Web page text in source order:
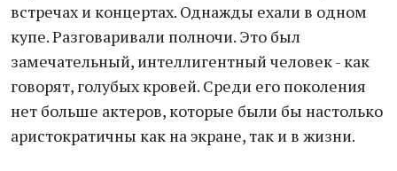
встречах и концертах. Однажды ехали в одном
купе. Разговаривали полночи. Это был
замечательный, интеллигентный человек - как
говорят, голубых кровей. Среди его поколения
нет больше актеров, которые были бы настолько
аристократичны как на экране, так и в жизни.